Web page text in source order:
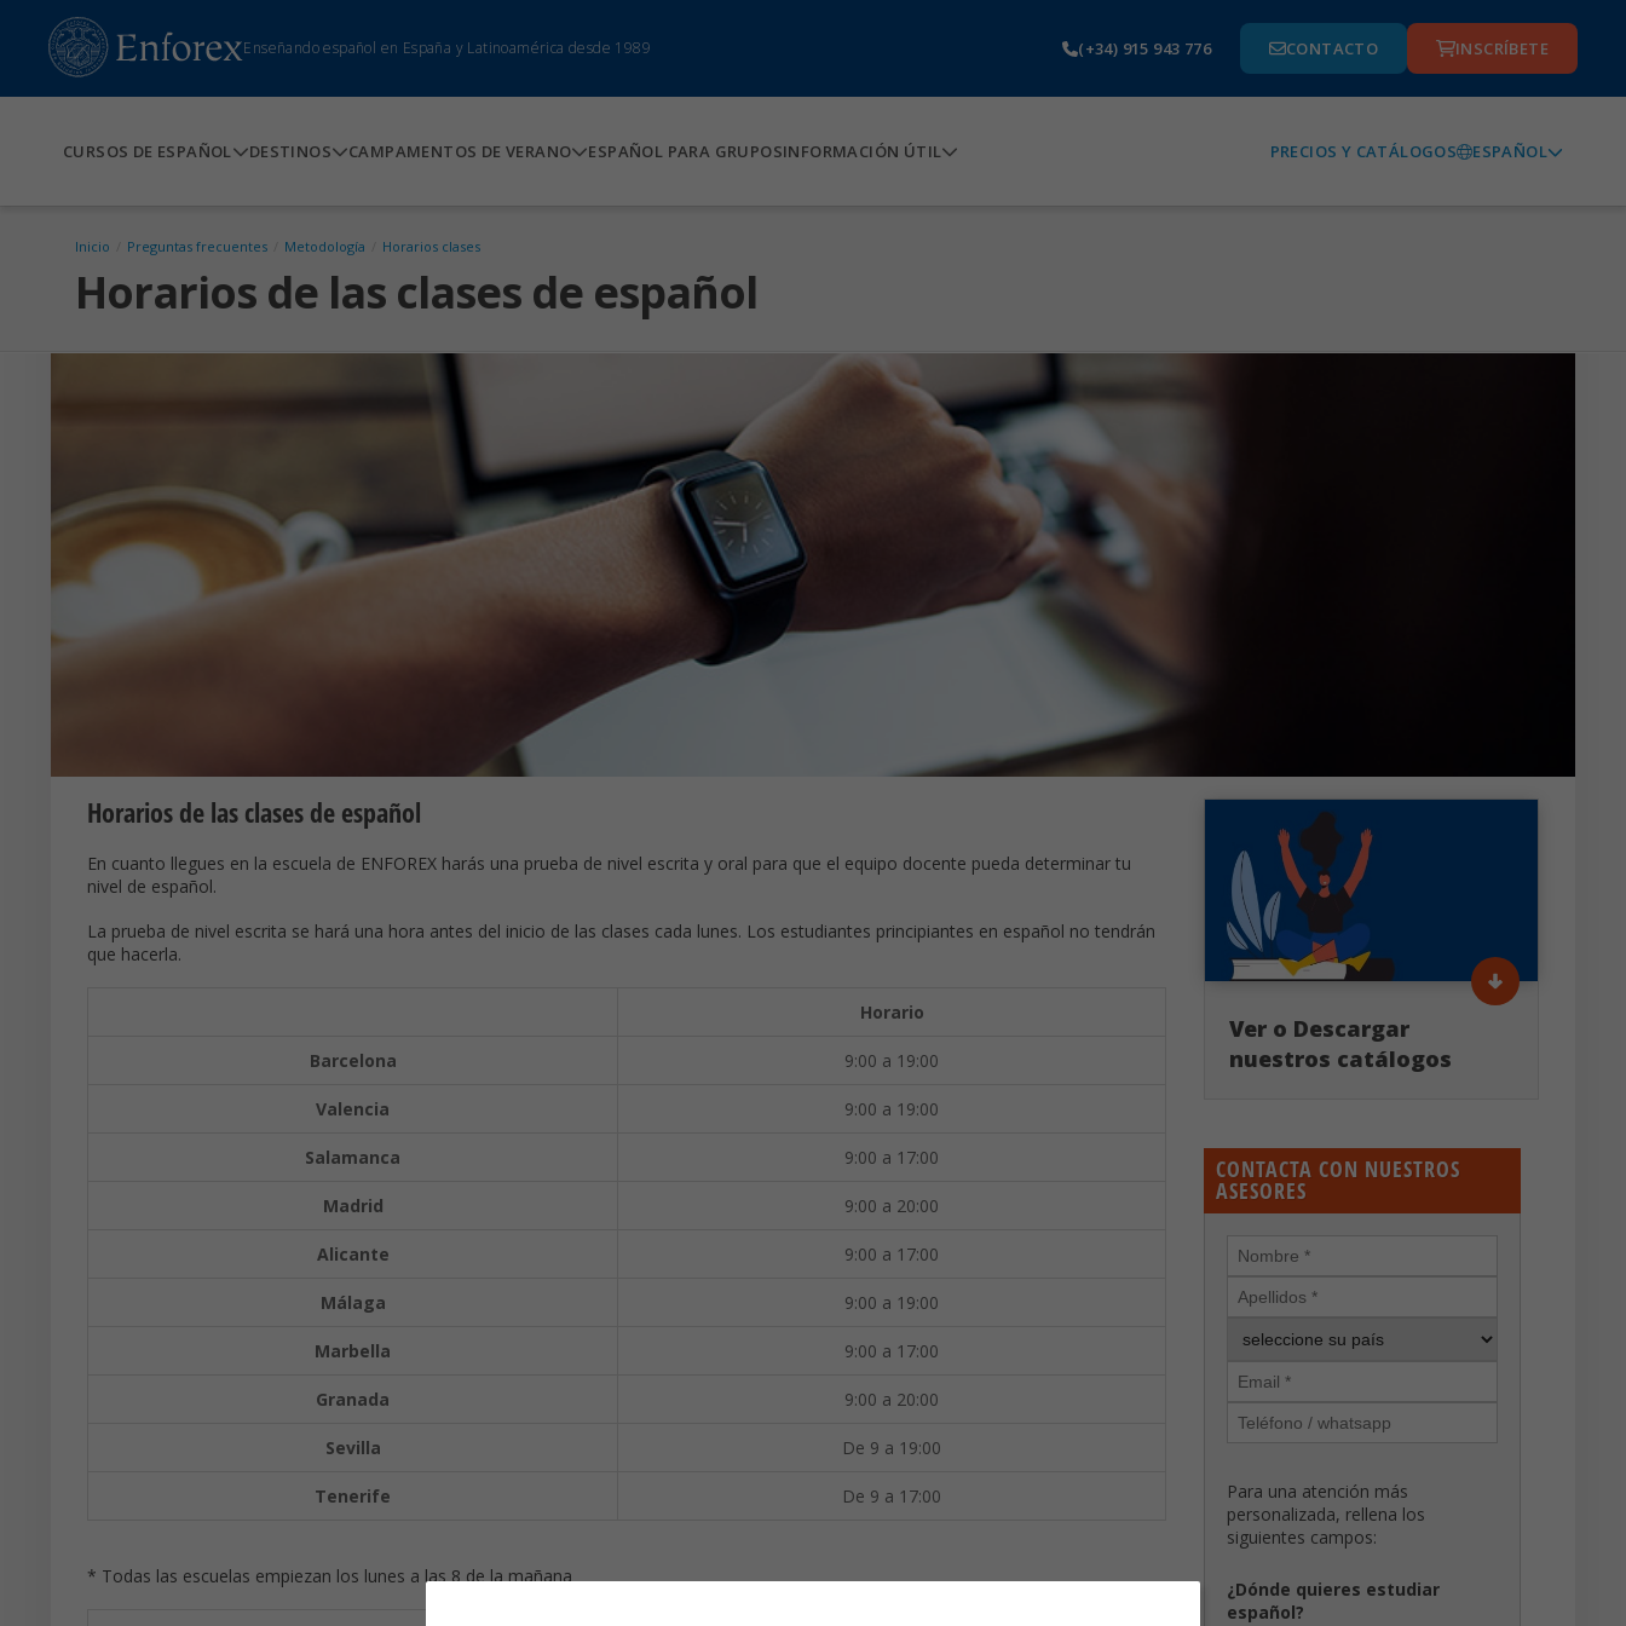
Enseñando español en España y Latinoamérica desde 1989 (+34) 915 943 776 CONTACTO INSCRÍBETE
CURSOS DE ESPAÑOL DESTINOS CAMPAMENTOS DE VERANO ESPAÑOL PARA GRUPOSINFORMACIÓN ÚTIL PRECIOS Y CATÁLOGOS ESPAÑOL
Inicio Preguntas frecuentes Metodología Horarios clases
Horarios de las clases de español
Horarios de las clases de español
En cuanto llegues en la escuela de ENFOREX harás una prueba de nivel escrita y oral para que el equipo docente pueda determinar tu
nivel de español.
La prueba de nivel escrita se hará una hora antes del inicio de las clases cada lunes. Los estudiantes principiantes en español no tendrán
que hacerla.
Horario
Barcelona 9:00 a 19:00
Valencia 9:00 a 19:00
Salamanca 9:00 a 17:00
Madrid 9:00 a 20:00
Alicante 9:00 a 17:00
Málaga 9:00 a 19:00
Marbella 9:00 a 17:00
Granada 9:00 a 20:00
Sevilla De 9 a 19:00
Tenerife De 9 a 17:00
* Todas las escuelas empiezan los lunes a las 8 de la mañana
Ver o Descargar
nuestros catálogos
CONTACTA CON NUESTROS
ASESORES
Para una atención más
personalizada, rellena los
siguientes campos:
¿Dónde quieres estudiar
español?